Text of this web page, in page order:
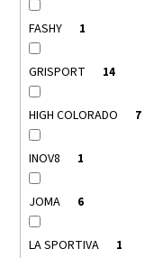
FASHY 1
GRISPORT 14
HIGH COLORADO 7
INOV8 1
JOMA 6
LA SPORTIVA 1